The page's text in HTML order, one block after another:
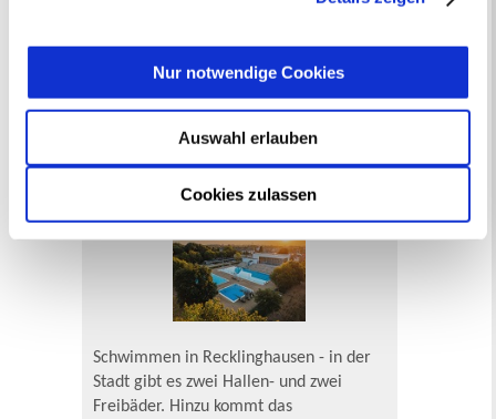
Cookies zulassen
Auswahl erlauben
Nur notwendige Cookies
Vom Stadthafen über Parks und Halden
bietet eine Vielfalt an
Ausflugszielen.Mehr
Schwimmen in Recklinghausen - in der
Stadt gibt es zwei Hallen- und zwei
Freibäder. Hinzu kommt das